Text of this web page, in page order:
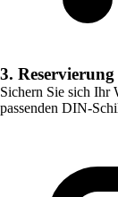
3.
Sichern Sie sich Ihr
passenden DIN-